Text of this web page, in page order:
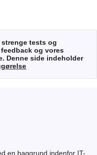
tests og
og vores
Denne side indeholder
en baggrund indenfor IT-